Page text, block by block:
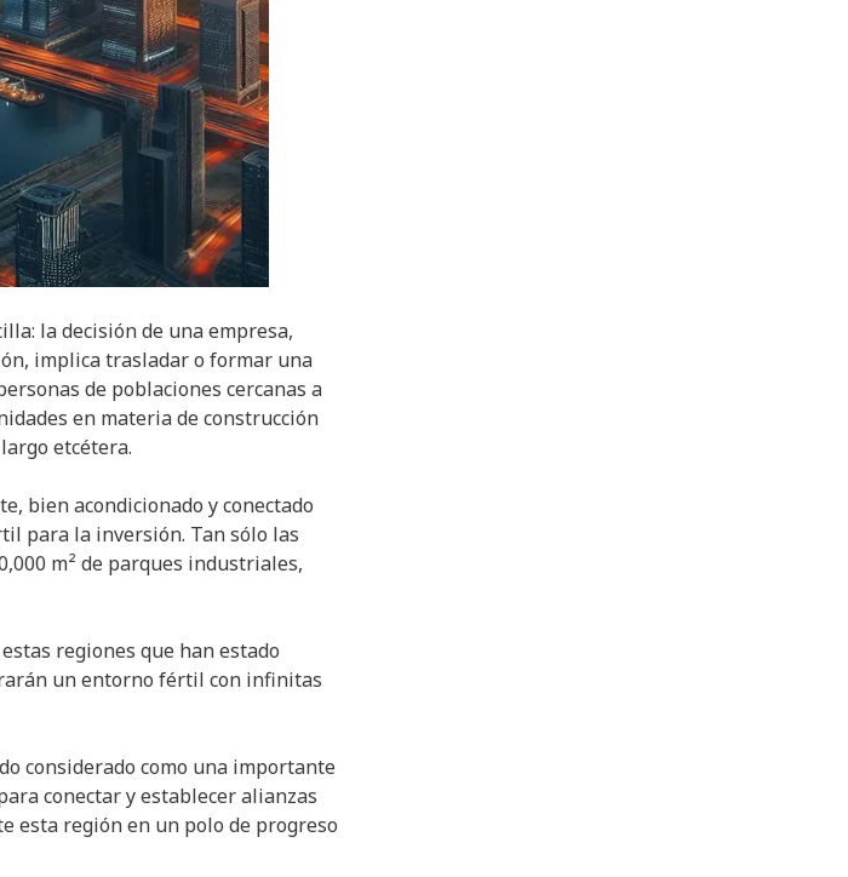
la decisión de una empresa,
implica trasladar o formar una
de poblaciones cercanas a
en materia de construcción
etcétera.
bien acondicionado y conectado
para la inversión. Tan sólo las
m² de parques industriales,
regiones que han estado
un entorno fértil con infinitas
considerado como una importante
conectar y establecer alianzas
esta región en un polo de progreso